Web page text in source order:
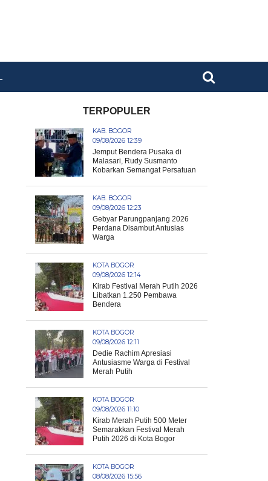
TERPOPULER
KAB. BOGOR
09/08/2026 12:39
Jemput Bendera Pusaka di
Malasari, Rudy Susmanto
Kobarkan Semangat Persatuan
KAB. BOGOR
09/08/2026 12:23
Gebyar Parungpanjang 2026
Perdana Disambut Antusias
Warga
KOTA BOGOR
09/08/2026 12:14
Kirab Festival Merah Putih 2026
Libatkan 1.250 Pembawa
Bendera
KOTA BOGOR
09/08/2026 12:11
Dedie Rachim Apresiasi
Antusiasme Warga di Festival
Merah Putih
KOTA BOGOR
09/08/2026 11:10
Kirab Merah Putih 500 Meter
Semarakkan Festival Merah
Putih 2026 di Kota Bogor
KOTA BOGOR
08/08/2026 15:56